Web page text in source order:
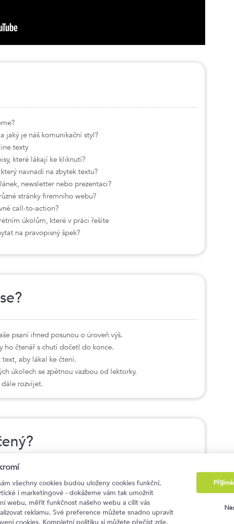
jaký je náš komunikační styl?
texty
které lákají ke kliknutí?
navnadí na zbytek textu?
newsletter nebo prezentaci?
stránky firemního webu?
call-to-action?
úkolům, které v práci řešíte
na pravopisný špek?
psaní ihned posunou o úroveň výš.
ho čtenář s chutí dočetl do konce.
aby lákal ke čtení.
úkolech se zpětnou vazbou od lektorky.
rozvíjet.
starosti přípravu textů pro veřejnost nebo interní
firemních “psavců”
všechny cookies budou uloženy cookies funkční,
i marketingové - dokážeme vám tak umožnit
webu, měřit funkčnost našeho webu a cílit vás
reklamu. Své preference můžete snadno upravit
cookies. Kompletní politiku si můžete přečíst zde.